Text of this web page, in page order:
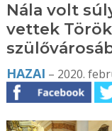
Nála volt
vettek
HAZAI – 2020.